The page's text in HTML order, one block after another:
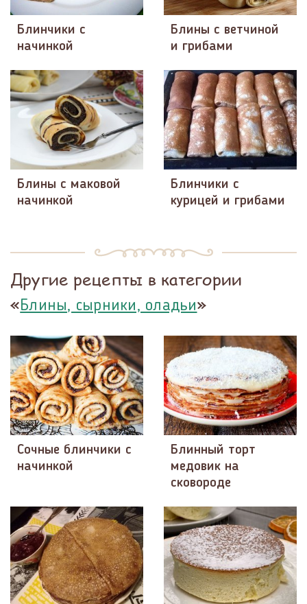
Блинчики с
начинкой
Блины с ветчиной
и грибами
Блины с маковой
начинкой
Блинчики с
курицей и грибами
Другие рецепты в категории
«Блины, сырники, оладьи»
Сочные блинчики с
начинкой
Блинный торт
медовик на
сковороде